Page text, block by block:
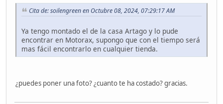
Cita de: soilengreen en Octubre 08, 2024, 07:29:17 AM
Ya tengo montado el de la casa Artago y lo pude
encontrar en Motorax, supongo que con el tiempo será
mas fácil encontrarlo en cualquier tienda.
¿puedes poner una foto? ¿cuanto te ha costado? gracias.